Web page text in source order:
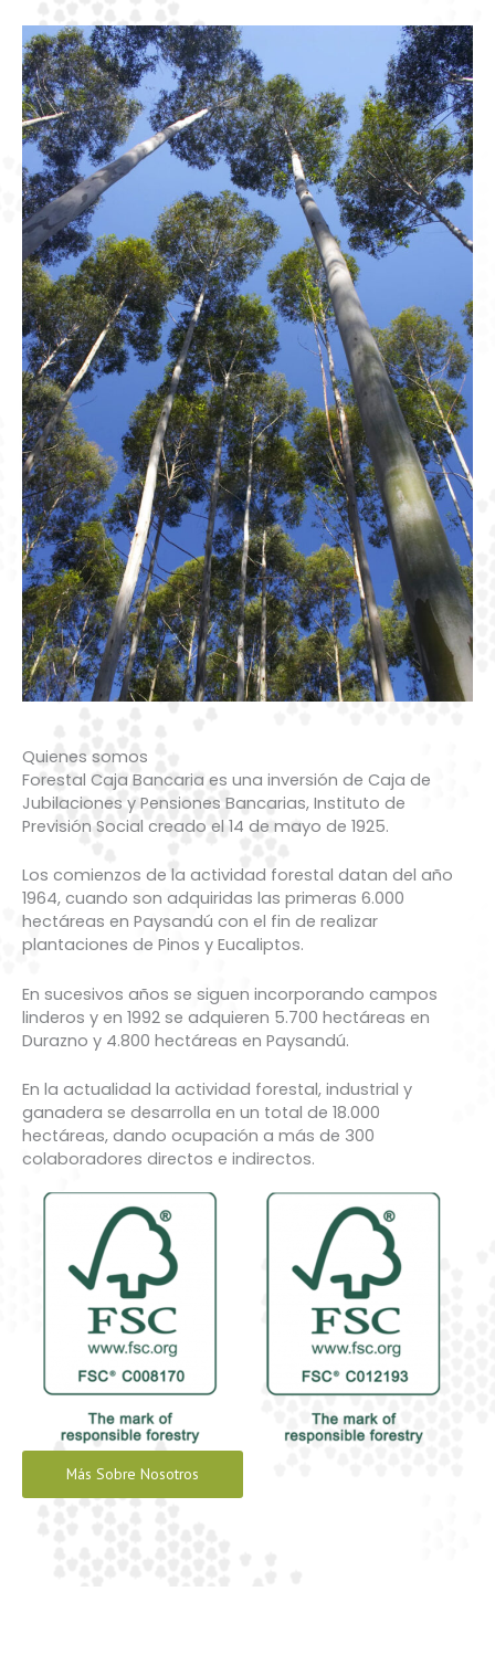
Quienes somos
Forestal Caja Bancaria es una inversión de Caja de
Jubilaciones y Pensiones Bancarias, Instituto de
Previsión Social creado el 14 de mayo de 1925.
Los comienzos de la actividad forestal datan del año
1964, cuando son adquiridas las primeras 6.000
hectáreas en Paysandú con el fin de realizar
plantaciones de Pinos y Eucaliptos.
En sucesivos años se siguen incorporando campos
linderos y en 1992 se adquieren 5.700 hectáreas en
Durazno y 4.800 hectáreas en Paysandú.
En la actualidad la actividad forestal, industrial y
ganadera se desarrolla en un total de 18.000
hectáreas, dando ocupación a más de 300
colaboradores directos e indirectos.
Más Sobre Nosotros